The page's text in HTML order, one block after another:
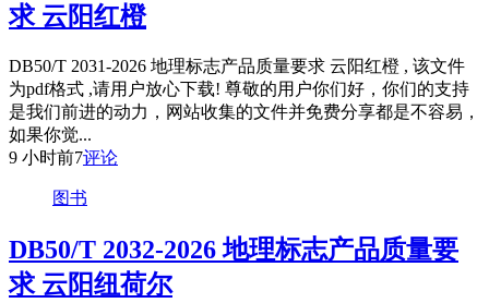
求 云阳红橙
DB50/T 2031-2026 地理标志产品质量要求 云阳红橙 , 该文件
为pdf格式 ,请用户放心下载! 尊敬的用户你们好，你们的支持
是我们前进的动力，网站收集的文件并免费分享都是不容易，
如果你觉...
9 小时前7评论
图书
DB50/T 2032-2026 地理标志产品质量要
求 云阳纽荷尔